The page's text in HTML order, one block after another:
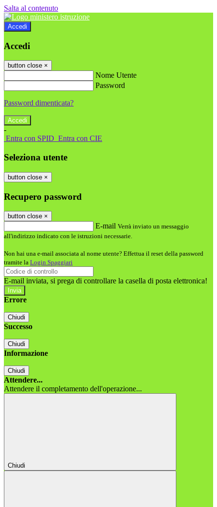
Salta al contenuto
Accedi
Accedi
button close ×
Nome Utente
Password
Password dimenticata?
-
Entra con SPID Entra con CIE
Seleziona utente
button close ×
Recupero password
button close ×
E-mail Verrà inviato un messaggio
all'indirizzo indicato con le istruzioni necessarie.
Non hai una e-mail associata al nome utente? Effettua il reset della password
tramite la Login Spaggiari
E-mail inviata, si prega di controllare la casella di posta elettronica!
Errore
Chiudi
Successo
Chiudi
Informazione
Chiudi
Attendere...
Attendere il completamento dell'operazione...
Chiudi